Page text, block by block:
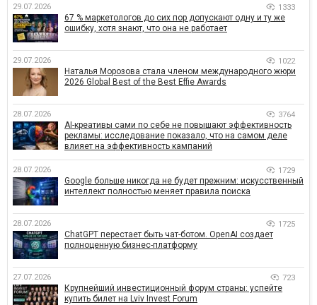
29.07.2026 1333
67 % маркетологов до сих пор допускают одну и ту же
ошибку, хотя знают, что она не работает
29.07.2026 1022
Наталья Морозова стала членом международного жюри
2026 Global Best of the Best Effie Awards
28.07.2026 3764
AI-креативы сами по себе не повышают эффективность
рекламы: исследование показало, что на самом деле
влияет на эффективность кампаний
28.07.2026 1729
Google больше никогда не будет прежним: искусственный
интеллект полностью меняет правила поиска
28.07.2026 1725
ChatGPT перестает быть чат-ботом. OpenAI создает
полноценную бизнес-платформу
27.07.2026 723
Крупнейший инвестиционный форум страны: успейте
купить билет на Lviv Invest Forum